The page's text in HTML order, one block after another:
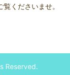
くださいませ。
Reserved.